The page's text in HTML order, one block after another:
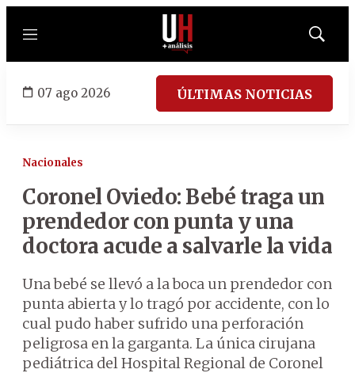
Menú
Mostrar
07 ago 2026 ÚLTIMAS NOTICIAS
Nacionales
Coronel Oviedo: Bebé traga un
prendedor con punta y una
doctora acude a salvarle la vida
Una bebé se llevó a la boca un prendedor con
punta abierta y lo tragó por accidente, con lo
cual pudo haber sufrido una perforación
peligrosa en la garganta. La única cirujana
pediátrica del Hospital Regional de Coronel